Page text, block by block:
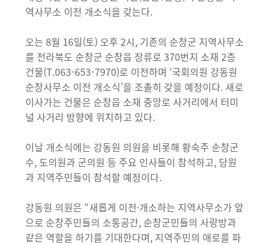
역사무소 이전 개소식을 갖는다.
오는 8월 16일(토) 오후 2시, 기존의 순창군 지역사무소
를 전라북도 순창군 순창읍 장류로 370번지 소재 2층
건물(T.063-653-7970)로 이전하며 ‘국회의원 강동원
순창사무소 이전 개소식’을 조촐히 갖을 예정이다. 새로
이사가는 건물은 순창읍 소재 중앙로 사거리에서 터미
널 사거리 방향에 위치하고 있다.
이날 개소식에는 강동원 의원을 비롯해 황숙주 순창군
수, 도의원과 군의원 등 주요 인사들이 참석하고, 당원
과 지역주민들이 참석할 예정이다.
강동원 의원은 “새롭게 이전·개소하는 지역사무소가 앞
으로 순창주민들의 소통공간, 순창군민들의 사랑방과
같은 역할을 하기를 기대한다며, 지역주민의 애로를 파